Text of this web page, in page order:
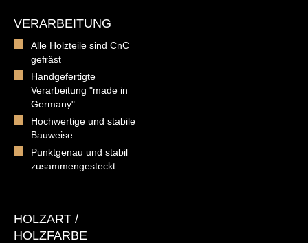
VERARBEITUNG
Alle Holzteile sind CnC
gefräst
Handgefertigte
Verarbeitung "made in
Germany"
Hochwertige und stabile
Bauweise
Punktgenau und stabil
zusammengesteckt
HOLZART /
HOLZFARBE